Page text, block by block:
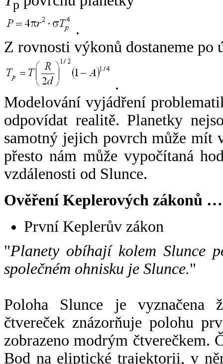
p
.
Z rovnosti výkonů dostaneme po
.
Modelování vyjádření
odpovídat realitě. Planetky
samotný jejich povrch může mít
přesto nám může vypočítaná
vzdálenosti od Slunce.
Ověření Keplerových zákonů …
První Keplerův zákon
"Planety obíhají kolem Slunce
společném ohnisku je Slunce."
Poloha Slunce je vyznačena
čtvereček znázorňuje polohu
zobrazeno modrým čtverečkem.
Bod na eliptické trajektorii, v